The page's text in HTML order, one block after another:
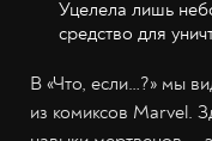
Уцелела лишь
средство для
В «Что, если…?» мы
из комиксов Marvel.